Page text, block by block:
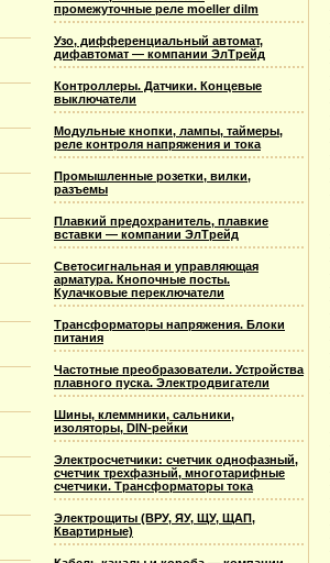
промежуточные реле moeller dilm
Узо, дифференциальный автомат,
дифавтомат — компании ЭлТрейд
Контроллеры. Датчики. Концевые
выключатели
Модульные кнопки, лампы, таймеры,
реле контроля напряжения и тока
Промышленные розетки, вилки,
разъемы
Плавкий предохранитель, плавкие
вставки — компании ЭлТрейд
Светосигнальная и управляющая
арматура. Кнопочные посты.
Кулачковые переключатели
Трансформаторы напряжения. Блоки
питания
Частотные преобразователи. Устройства
плавного пуска. Электродвигатели
Шины, клеммники, сальники,
изоляторы, DIN-рейки
Электросчетчики: счетчик однофазный,
счетчик трехфазный, многотарифные
счетчики. Трансформаторы тока
Электрощиты (ВРУ, ЯУ, ЩУ, ЩАП,
Квартирные)